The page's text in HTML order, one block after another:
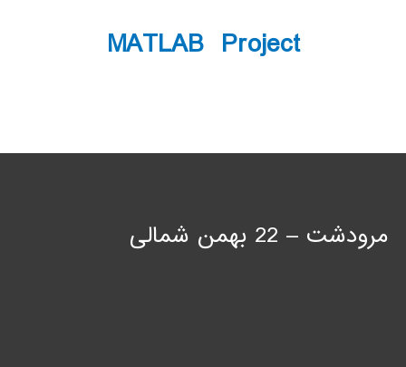
MATLAB Project
مرودشت – 22 بهمن شمالی